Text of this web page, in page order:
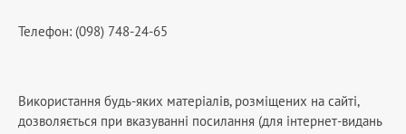
Телефон: (098) 748-24-65
Використання будь-яких матеріалів, розміщених на сайті,
дозволяється при вказуванні посилання (для інтернет-видань